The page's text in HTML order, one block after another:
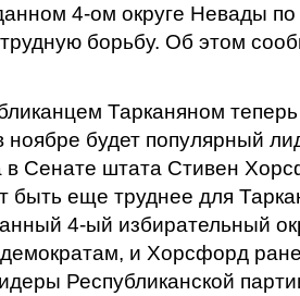
4-ом округе Невады
борьбу. Об этом
Тарканяном
ноябре будет популярный
в Сенате штата Стивен
быть еще труднее для
4-ый избирательный
демократам, и Хорсфорд
Республиканской